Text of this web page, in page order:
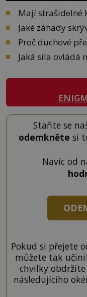
Mají strašidelné
Jaké záhady
Proč duchové
Jaká síla ovládá
Staňte se
odemkněte si
Navíc od
Pokud si přejete
můžete tak
chvilky
následujícího